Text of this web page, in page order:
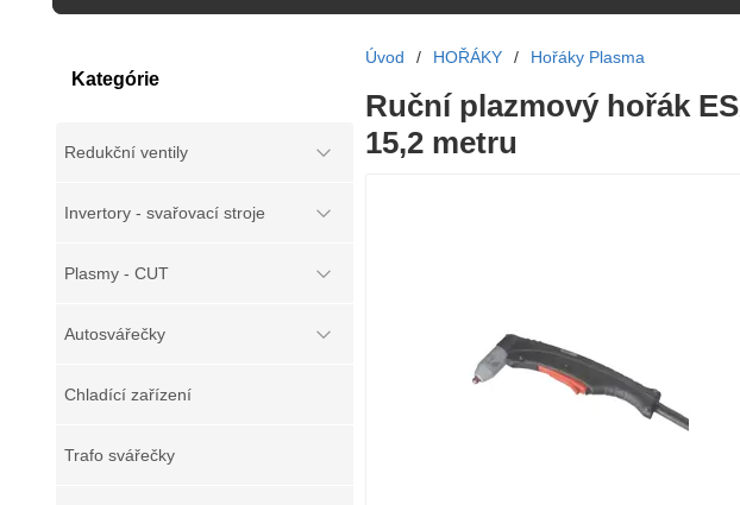
Kategórie
Redukční ventily
Invertory - svařovací stroje
Plasmy - CUT
Autosvářečky
Chladící zařízení
Trafo svářečky
Úvod / HOŘÁKY / Hořáky Plasma
Ruční plazmový hořák
15,2 metru